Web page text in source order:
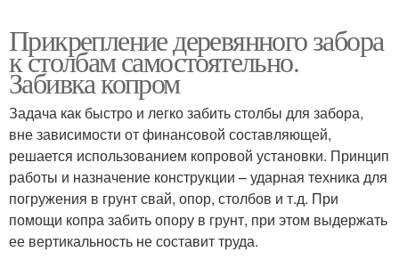
Прикрепление деревянного забора
к столбам самостоятельно.
Забивка копром
Задача как быстро и легко забить столбы для забора,
вне зависимости от финансовой составляющей,
решается использованием копровой установки. Принцип
работы и назначение конструкции – ударная техника для
погружения в грунт свай, опор, столбов и т.д. При
помощи копра забить опору в грунт, при этом выдержать
ее вертикальность не составит труда.